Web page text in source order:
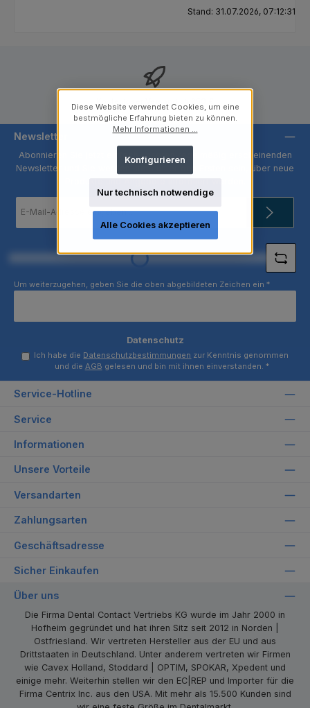
Stand: 31.07.2026, 07:12:31
Newsletter
Abonnieren Sie jetzt einfach unseren regelmäßig erscheinenden
Newsletter und Sie werden stets unter den Ersten sein, über neue
Mail-
Loading...
Um weiterzugehen, geben Sie die oben abgebildeten Zeichen ein *
Datenschutz
Ich habe die Datenschutzbestimmungen zur Kenntnis genommen
und die AGB gelesen und bin mit ihnen einverstanden. *
Service-Hotline
Service
Informationen
Unsere Vorteile
Versandarten
Zahlungsarten
Geschäftsadresse
Sicher Einkaufen
Über uns
Die Firma Dental Contact Vertriebs KG wurde im Jahr 2000 in
Hofheim gegründet und hat ihren Sitz seit 2012 in Norden |
Ostfriesland. Wir vertreten Hersteller aus der EU und aus
Drittstaaten in Deutschland. Unter anderem vertreten wir Firmen
wie Cavex Holland, Stoddard | OPTIM, SPOKAR, Xpedent und
einige mehr. Weiterhin stellen wir den EC|REP und Importer für die
Firma Centrix Inc. aus den USA. Mit mehr als 15.500 Kunden sind
Diese Website verwendet Cookies, um eine
bestmögliche Erfahrung bieten zu können.
Mehr Informationen ...
Nur technisch notwendige
Konfigurieren
Alle Cookies akzeptieren